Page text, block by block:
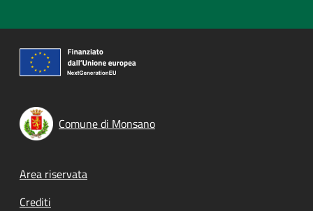
Comune di Monsano
Footer menu
Area riservata
Crediti